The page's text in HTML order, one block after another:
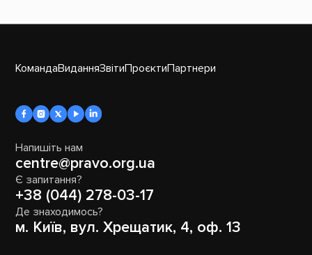
КомандаВиданняЗвітиПроєктиПартнери
Напишіть нам
centre@pravo.org.ua
Є запитання?
+38 (044) 278-03-17
Де знаходимось?
м. Київ, вул. Хрещатик, 4, оф. 13